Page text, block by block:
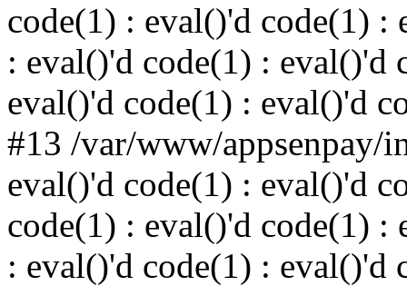
code(1) : eval()'d code(1) :
: eval()'d code(1) : eval()'d
eval()'d code(1) : eval()'d
#13 /var/www/appsenpay/
eval()'d code(1) : eval()'d
code(1) : eval()'d code(1) :
: eval()'d code(1) : eval()'d